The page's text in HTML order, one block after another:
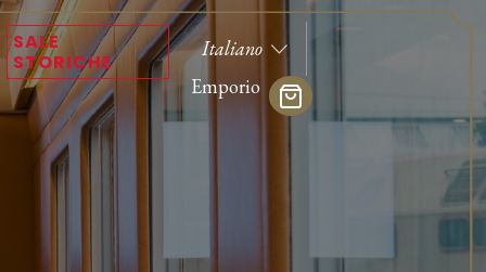
SALE
STORICHE
Emporio